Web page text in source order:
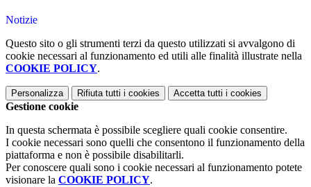
Notizie
Questo sito o gli strumenti terzi da questo utilizzati si avvalgono di
cookie necessari al funzionamento ed utili alle finalità illustrate nella
COOKIE POLICY.
Personalizza Rifiuta tutti i cookies Accetta tutti i cookies
Gestione cookie
In questa schermata è possibile scegliere quali cookie consentire.
I cookie necessari sono quelli che consentono il funzionamento della
piattaforma e non è possibile disabilitarli.
Per conoscere quali sono i cookie necessari al funzionamento potete
visionare la COOKIE POLICY.